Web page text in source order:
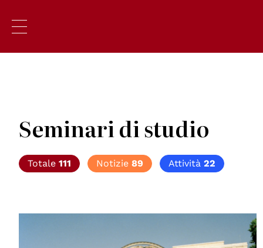
Seminari di studio
Totale 111 Notizie 89 Attività 22